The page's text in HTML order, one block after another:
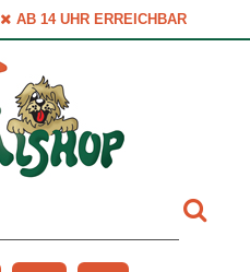
AB 14 UHR ERREICHBAR